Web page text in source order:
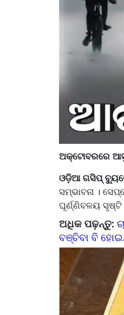
ଅକ୍ଟୋବରରେ
ଓଡ଼ିଆ ଗସିପ୍
ସମ୍ଭାବନା ।
ଘୂର୍ଣ୍ଣିବଳୟ ସୃଷ୍ଟି
ଅଧିକ ପଢ଼ନ୍ତୁ:
ବଞ୍ଚିବା ବି